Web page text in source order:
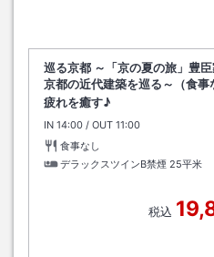
巡る京都 ～「京の夏の旅」豊
京都の近代建築を巡る～（食
疲れを癒す♪
IN チェックイン
14:00 / OUT チェックアウト
11:00
食事なし
デラックスツインB禁煙 25平米
税込